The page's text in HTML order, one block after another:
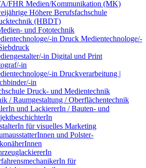
FHR Medien/Kommunikation (MK)
Höhere Berufsfachschule
(HBDT)
und Fototechnik
in Druck Medientechnologe/-
in Digital und Print
in
in Druckverarbeitung |
in
Druck- und Medientechnik
/ Raumgestaltung / Oberflächentechnik
und LackiererIn / Bauten- und
für visuelles Marketing
und Polster-
für